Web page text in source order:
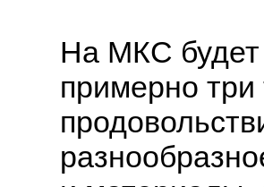
На МКС будет
примерно